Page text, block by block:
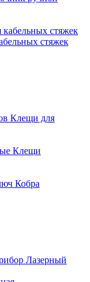
стяжек
Клещи для
Клещи
Кобра
Лазерный